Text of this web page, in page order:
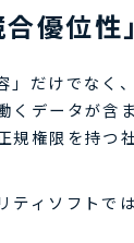
優位性
」だけでなく
くデータが含
規権限を持つ
ティソフトで